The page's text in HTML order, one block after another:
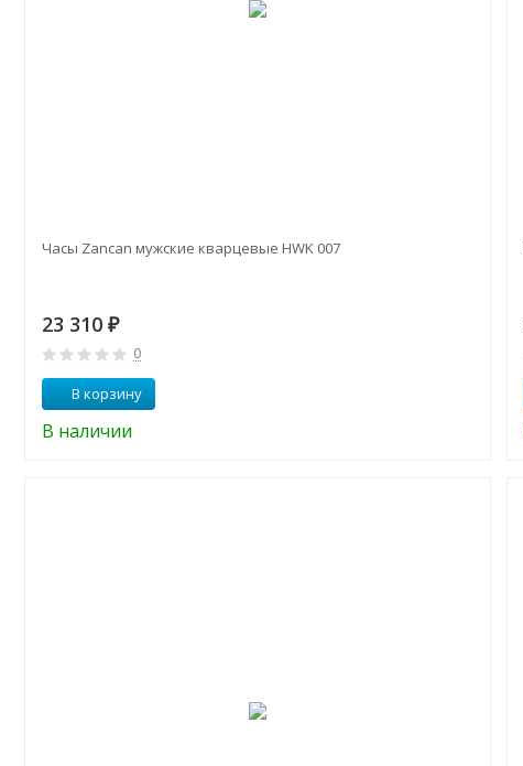
Часы Zancan мужские кварцевые HWK 007
23 310 ₽
0
В корзину
В наличии